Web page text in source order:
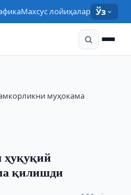
Махсус лойиҳалар Ўз
муҳокама
ҳуқуқий
қилишди